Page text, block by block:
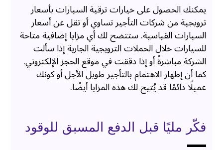
يمكنك الحصول على خيارات ترقية السيارات بأسعار
ترويجية من شركات التأجير تساوي أو تقل عن أسعار
السيارات القياسية. ستتضح لك أي مزايا إضافية متاحة
للسيارات خلال الحملات الترويجية الجارية إذا سألت
الشركة مباشرةً أو إذا دققت في موقع الحجز الإلكتروني.
كما أن إظهار الاهتمام بالتأجير طويل الأجل أو كونك
عميلًا دائمًا قد يُتيح لك هذه المزايا أيضًا.
فكّر مليًا قبل الدفع المسبق للوقود